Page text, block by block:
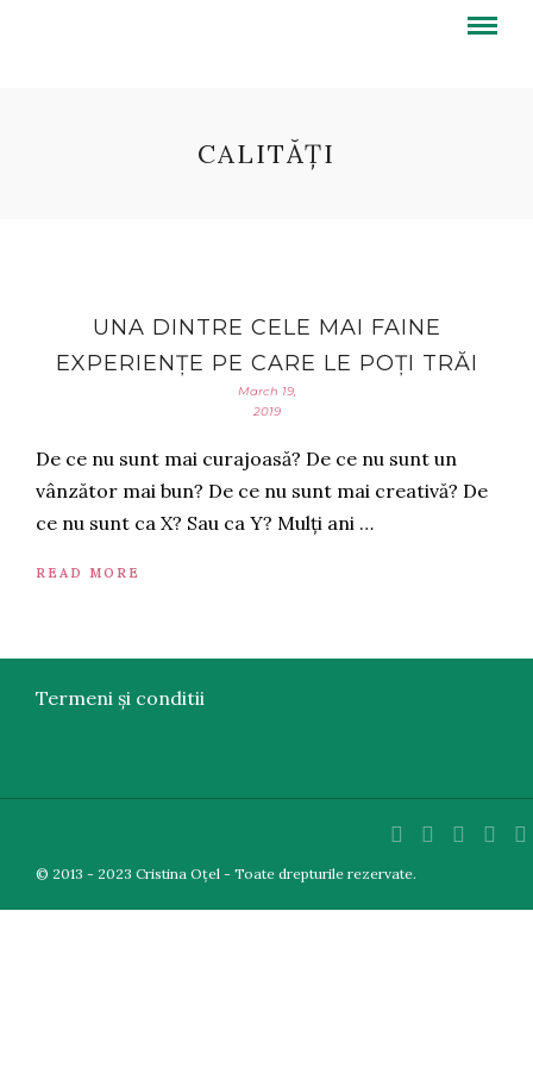
CALITĂȚI
UNA DINTRE CELE MAI FAINE
EXPERIENȚE PE CARE LE POȚI TRĂI
March 19,
2019
De ce nu sunt mai curajoasă? De ce nu sunt un
vânzător mai bun? De ce nu sunt mai creativă? De
ce nu sunt ca X? Sau ca Y? Mulți ani …
READ MORE
Termeni și conditii
© 2013 - 2023 Cristina Oțel - Toate drepturile rezervate.